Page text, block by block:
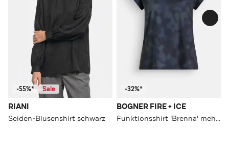
-55%* Sale
RIANI
Seiden-Blusenshirt schwarz
-32%*
BOGNER FIRE + ICE
Funktionsshirt 'Brenna' mehrfarbig